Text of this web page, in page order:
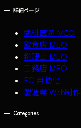
— 詳細ページ
歯科医院 MEO
飲食店 MEO
税理士 MEO
工務店 MEO
EC 自動化
製造業 Web制作
— Categories